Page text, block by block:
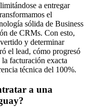
a entregar
el
sólida de Business
de CRMs. Con esto,
y determinar
el lead, cómo progresó
facturación exacta
técnica del 100%.
a una